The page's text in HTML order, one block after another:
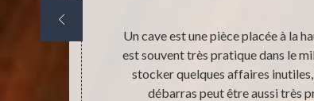
Un cave est une pièce placée à la
est souvent très pratique dans le
stocker quelques affaires
débarras peut être aussi très